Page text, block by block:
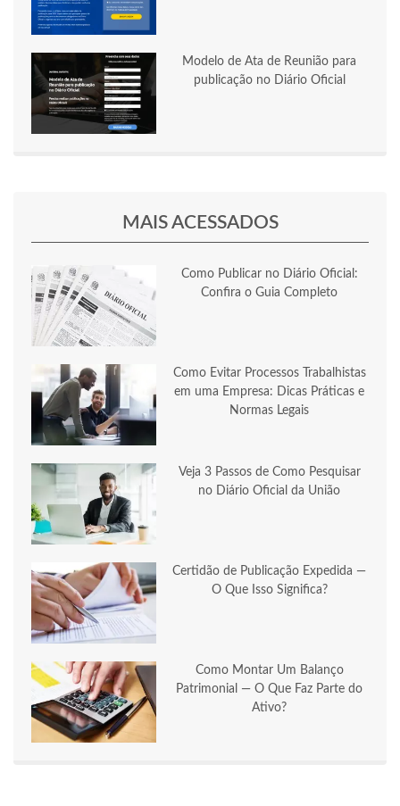
Modelo de Ata de Reunião para
publicação no Diário Oficial
MAIS ACESSADOS
Como Publicar no Diário Oficial:
Confira o Guia Completo
Como Evitar Processos Trabalhistas
em uma Empresa: Dicas Práticas e
Normas Legais
Veja 3 Passos de Como Pesquisar
no Diário Oficial da União
Certidão de Publicação Expedida —
O Que Isso Significa?
Como Montar Um Balanço
Patrimonial — O Que Faz Parte do
Ativo?